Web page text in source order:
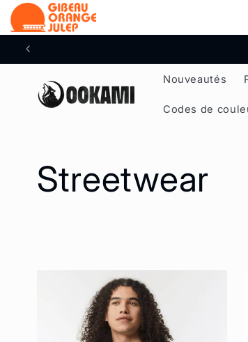
Nouveautés
Codes de
C
Streetwear